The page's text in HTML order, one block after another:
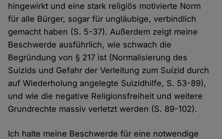
hingewirkt und eine stark religiös motivierte Norm
für alle Bürger, sogar für ungläubige, verbindlich
gemacht haben (S. 5-37). Außerdem zeigt meine
Beschwerde ausführlich, wie schwach die
Begründung von § 217 ist (Normalisierung des
Suizids und Gefahr der Verleitung zum Suizid durch
auf Wiederholung angelegte Suizidhilfe, S. 53-89),
und wie die negative Religionsfreiheit und weitere
Grundrechte massiv verletzt werden (S. 89-102).
Ich halte meine Beschwerde für eine notwendige